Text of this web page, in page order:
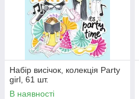
Набір висічок, колекція Party
girl, 61 шт.
В наявності